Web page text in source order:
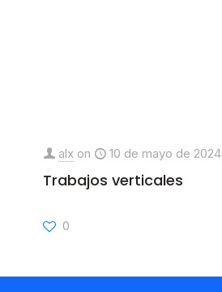
alx on 10 de mayo de 2024
Trabajos verticales
0